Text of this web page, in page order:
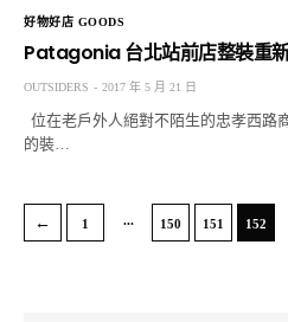
好物好店 GOODS
Patagonia 台北站前店整裝重
OUTSIDERS 2017 年 5 月 21 日
位在老戶外人絕對不陌生的忠孝西路
的裝…
← 1 ... 150 151 152